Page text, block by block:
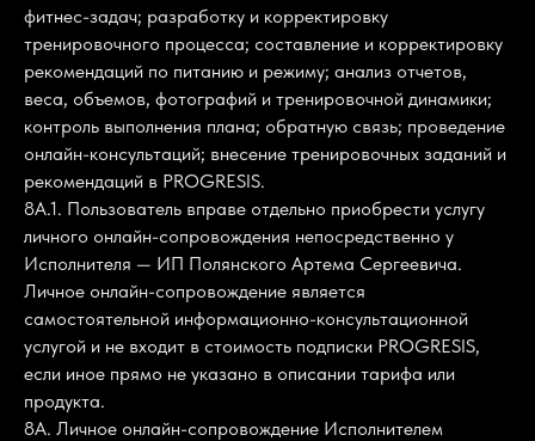
фитнес-задач; разработку и корректировку
тренировочного процесса; составление и корректировку
рекомендаций по питанию и режиму; анализ отчетов,
веса, объемов, фотографий и тренировочной динамики;
контроль выполнения плана; обратную связь; проведение
онлайн-консультаций; внесение тренировочных заданий и
рекомендаций в PROGRESIS.
8А.1. Пользователь вправе отдельно приобрести услугу
личного онлайн-сопровождения непосредственно у
Исполнителя — ИП Полянского Артема Сергеевича.
Личное онлайн-сопровождение является
самостоятельной информационно-консультационной
услугой и не входит в стоимость подписки PROGRESIS,
если иное прямо не указано в описании тарифа или
продукта.
8А. Личное онлайн-сопровождение Исполнителем